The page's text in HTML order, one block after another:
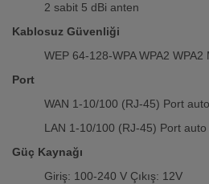
2 sabit 5 dBi anten
Kablosuz Güvenliği
WEP 64-128-WPA WPA2 WPA2
Port
WAN 1-10/100 (RJ-45) Port
LAN 1-10/100 (RJ-45) Port
Güç Kaynağı
Giriş: 100-240 V Çıkış: 12V